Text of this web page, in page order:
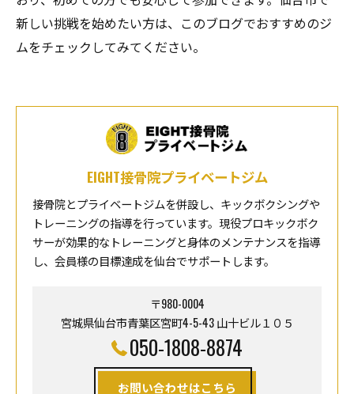
新しい挑戦を始めたい方は、このブログでおすすめのジ
ムをチェックしてみてください。
EIGHT接骨院プライベートジム
接骨院とプライベートジムを併設し、キックボクシングや
トレーニングの指導を行っています。現役プロキックボク
サーが効果的なトレーニングと身体のメンテナンスを指導
し、会員様の目標達成を仙台でサポートします。
〒980-0004
宮城県仙台市青葉区宮町4-5-43 山十ビル１０５
050-1808-8874
お問い合わせはこちら